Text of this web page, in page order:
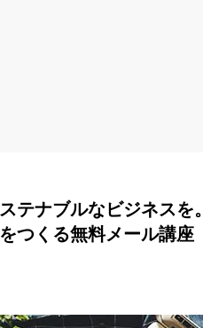
テナブルなビジネスを。
つくる無料メール講座